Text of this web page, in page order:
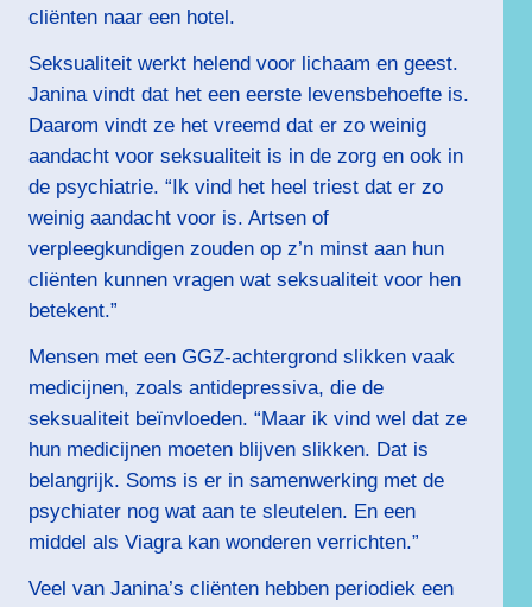
cliënten naar een hotel.
Seksualiteit werkt helend voor lichaam en geest.
Janina vindt dat het een eerste levensbehoefte is.
Daarom vindt ze het vreemd dat er zo weinig
aandacht voor seksualiteit is in de zorg en ook in
de psychiatrie. “Ik vind het heel triest dat er zo
weinig aandacht voor is. Artsen of
verpleegkundigen zouden op z’n minst aan hun
cliënten kunnen vragen wat seksualiteit voor hen
betekent.”
Mensen met een GGZ-achtergrond slikken vaak
medicijnen, zoals antidepressiva, die de
seksualiteit beïnvloeden. “Maar ik vind wel dat ze
hun medicijnen moeten blijven slikken. Dat is
belangrijk. Soms is er in samenwerking met de
psychiater nog wat aan te sleutelen. En een
middel als Viagra kan wonderen verrichten.”
Veel van Janina’s cliënten hebben periodiek een